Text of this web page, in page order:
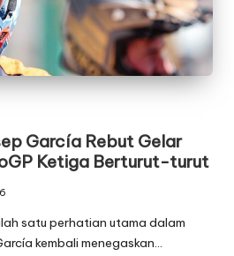
García Rebut Gelar
Ketiga Berturut-turut
satu perhatian utama dalam
kembali menegaskan…